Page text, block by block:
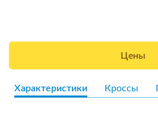
Цены
Характеристики Кроссы